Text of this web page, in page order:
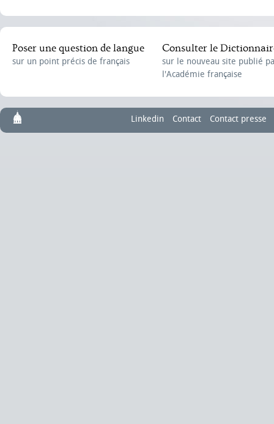
Poser une question de langue
sur un point précis de français
Consulter le
sur le nouveau site publié
l'Académie française
Linkedin Contact Contact presse